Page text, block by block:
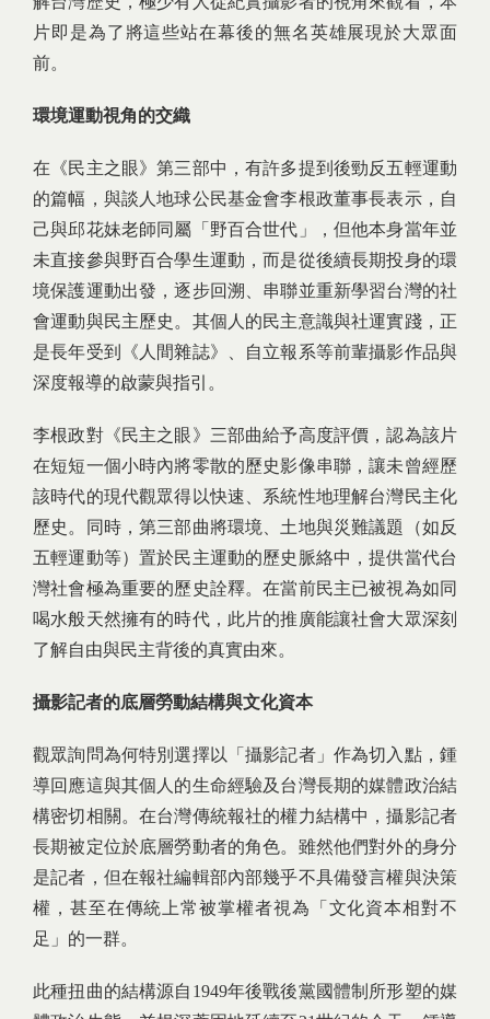
片即是為了將這些站在幕後的無名英雄展現於大眾面
前。
環境運動視角的交織
在《民主之眼》第三部中，有許多提到後勁反五輕運動
的篇幅，與談人地球公民基金會李根政董事長表示，自
己與邱花妹老師同屬「野百合世代」，但他本身當年並
未直接參與野百合學生運動，而是從後續長期投身的環
境保護運動出發，逐步回溯、串聯並重新學習台灣的社
會運動與民主歷史。其個人的民主意識與社運實踐，正
是長年受到《人間雜誌》、自立報系等前輩攝影作品與
深度報導的啟蒙與指引。
李根政對《民主之眼》三部曲給予高度評價，認為該片
在短短一個小時內將零散的歷史影像串聯，讓未曾經歷
該時代的現代觀眾得以快速、系統性地理解台灣民主化
歷史。同時，第三部曲將環境、土地與災難議題（如反
五輕運動等）置於民主運動的歷史脈絡中，提供當代台
灣社會極為重要的歷史詮釋。在當前民主已被視為如同
喝水般天然擁有的時代，此片的推廣能讓社會大眾深刻
了解自由與民主背後的真實由來。
攝影記者的底層勞動結構與文化資本
觀眾詢問為何特別選擇以「攝影記者」作為切入點，鍾
導回應這與其個人的生命經驗及台灣長期的媒體政治結
構密切相關。在台灣傳統報社的權力結構中，攝影記者
長期被定位於底層勞動者的角色。雖然他們對外的身分
是記者，但在報社編輯部內部幾乎不具備發言權與決策
權，甚至在傳統上常被掌權者視為「文化資本相對不
足」的一群。
此種扭曲的結構源自1949年後戰後黨國體制所形塑的媒